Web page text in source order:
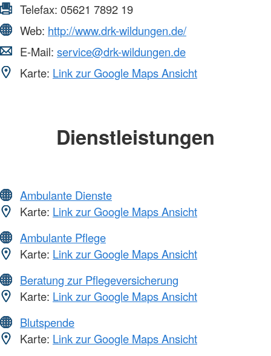
Telefax: 05621 7892 19
Web: http://www.drk-wildungen.de/
E-Mail: service@drk-wildungen.de
Karte: Link zur Google Maps Ansicht
Dienstleistungen
Ambulante Dienste
Karte: Link zur Google Maps Ansicht
Ambulante Pflege
Karte: Link zur Google Maps Ansicht
Beratung zur Pflegeversicherung
Karte: Link zur Google Maps Ansicht
Blutspende
Karte: Link zur Google Maps Ansicht